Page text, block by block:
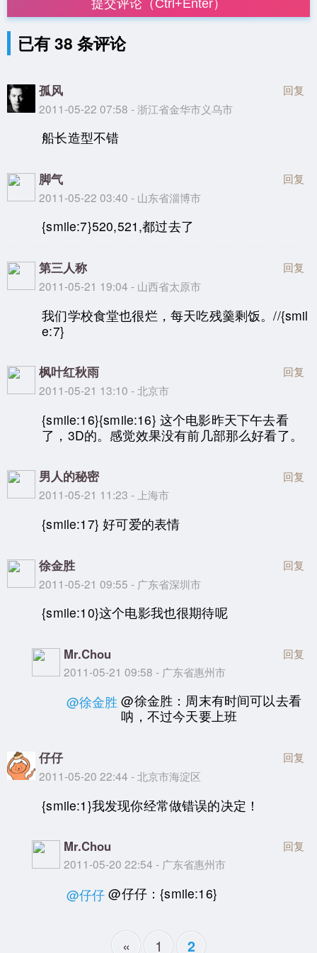
提交评论（Ctrl+Enter）
已有 38 条评论
孤风
2011-05-22 07:58 - 浙江省金华市义乌市
回复
船长造型不错
脚气
2011-05-22 03:40 - 山东省淄博市
回复
{smile:7}520,521,都过去了
第三人称
2011-05-21 19:04 - 山西省太原市
回复
我们学校食堂也很烂，每天吃残羹剩饭。//{smil
e:7}
枫叶红秋雨
2011-05-21 13:10 - 北京市
回复
{smile:16}{smile:16} 这个电影昨天下午去看
了，3D的。感觉效果没有前几部那么好看了。
男人的秘密
2011-05-21 11:23 - 上海市
回复
{smile:17} 好可爱的表情
徐金胜
2011-05-21 09:55 - 广东省深圳市
回复
{smile:10}这个电影我也很期待呢
Mr.Chou
2011-05-21 09:58 - 广东省惠州市
回复
@徐金胜 @徐金胜：周末有时间可以去看
呐，不过今天要上班
仔仔
2011-05-20 22:44 - 北京市海淀区
回复
{smile:1}我发现你经常做错误的决定！
Mr.Chou
2011-05-20 22:54 - 广东省惠州市
回复
@仔仔 @仔仔：{smile:16}
« 1 2